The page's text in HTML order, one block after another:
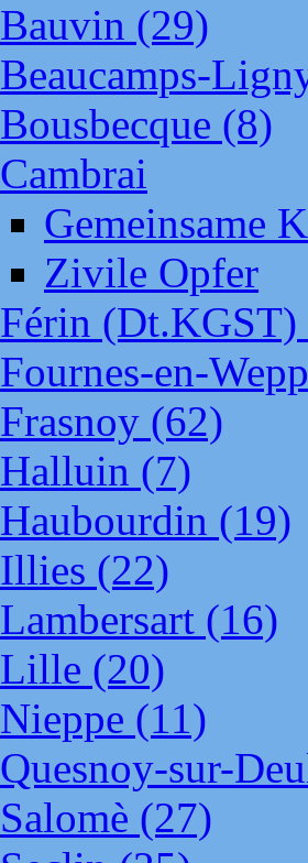
Bauvin (29)
Beaucamps-
Bousbecque (8)
Cambrai
Gemeinsame
Zivile Opfer
Férin (Dt.KGST)
Fournes-en-
Frasnoy (62)
Halluin (7)
Haubourdin (19)
Illies (22)
Lambersart (16)
Lille (20)
Nieppe (11)
Quesnoy-sur-
Salomè (27)